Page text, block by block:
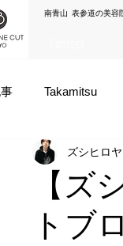
南青山 表参道の美
Takamitsu
Kanda
竹原拓摩
【
トブ
ズシヒロヤ